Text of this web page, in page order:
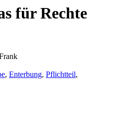
für Rechte
, Enterbung, Pflichtteil,